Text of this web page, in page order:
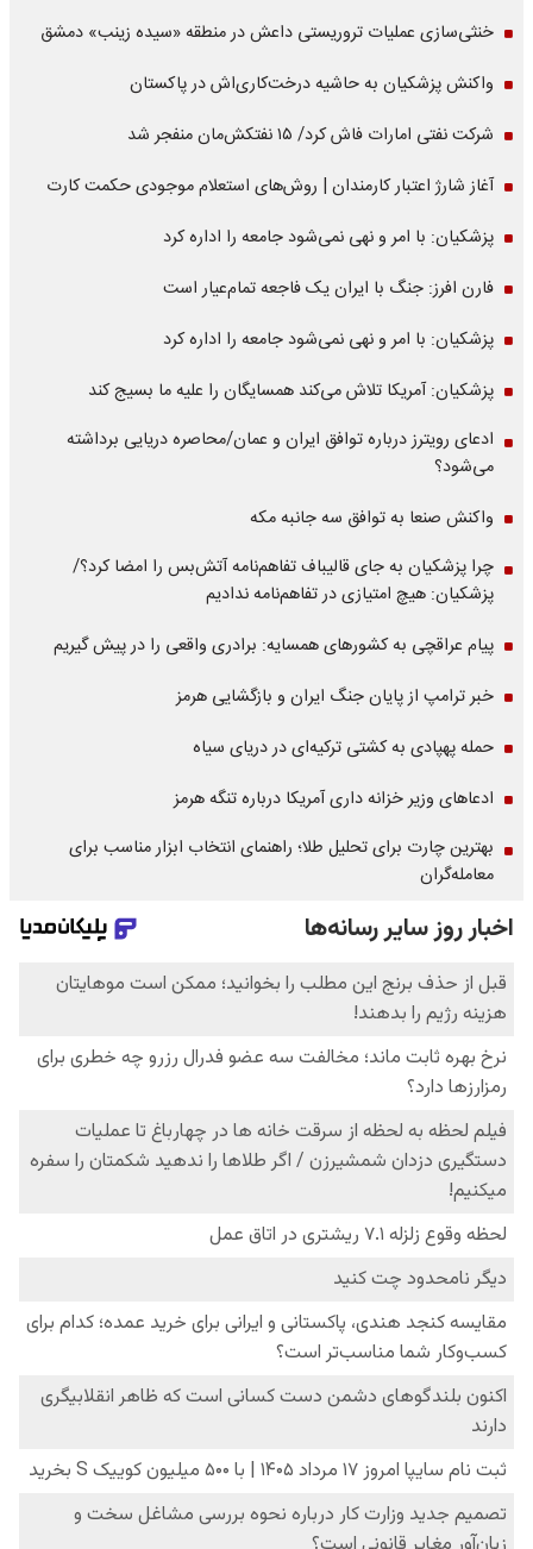
خنثی‌سازی عملیات تروریستی داعش در منطقه «سیده زینب» دمشق
واکنش پزشکیان به حاشیه درخت‌کاری‌اش در پاکستان
شرکت نفتی امارات فاش کرد/ ۱۵ نفتکش‌مان منفجر شد
آغاز شارژ اعتبار کارمندان | روش‌های استعلام موجودی حکمت کارت
پزشکیان: با امر و نهی نمی‌شود جامعه را اداره کرد
فارن افرز: جنگ با ایران یک فاجعه تمام‌عیار است
پزشکیان: با امر و نهی نمی‌شود جامعه را اداره کرد
پزشکیان: آمریکا تلاش می‌کند همسایگان را علیه ما بسیج کند
ادعای رویترز درباره توافق ایران و عمان/محاصره دریایی برداشته
می‌شود؟
واکنش صنعا به توافق سه جانبه مکه
چرا پزشکیان به جای قالیباف تفاهم‌نامه آتش‌بس را امضا کرد؟/
پزشکیان: هیچ امتیازی در تفاهم‌نامه ندادیم
پیام عراقچی به کشورهای همسایه: برادری واقعی را در پیش گیریم
خبر ترامپ از پایان جنگ ایران و بازگشایی هرمز
حمله پهپادی به کشتی ترکیه‌ای در دریای سیاه
ادعاهای وزیر خزانه داری آمریکا درباره تنگه هرمز
بهترین چارت برای تحلیل طلا؛ راهنمای انتخاب ابزار مناسب برای
معامله‌گران